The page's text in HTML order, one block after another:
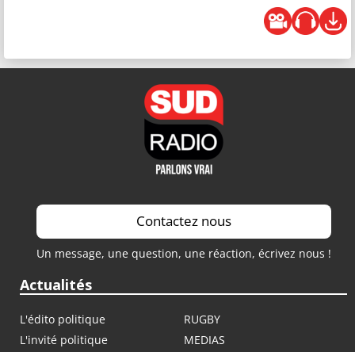
Contactez nous
Un message, une question, une réaction, écrivez nous !
Actualités
L'édito politique
RUGBY
L'invité politique
MEDIAS